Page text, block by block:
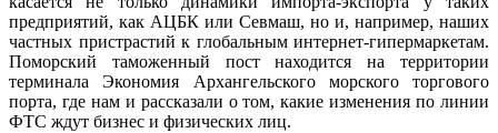
предприятий, как АЦБК или Севмаш, но и, например, наших
частных пристрастий к глобальным интернет-гипермаркетам.
Поморский таможенный пост находится на территории
терминала Экономия Архангельского морского торгового
порта, где нам и рассказали о том, какие изменения по линии
ФТС ждут бизнес и физических лиц.